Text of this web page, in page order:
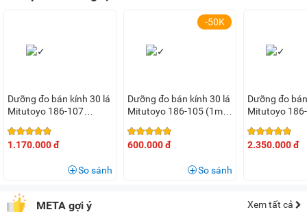
Dưỡng đo bán kính 30 lá
Mitutoyo 186-107
1.170.000 đ
So sánh
-50K
Dưỡng đo bán kính 30 lá
Mitutoyo 186-105 (1mm
600.000 đ
So sánh
Dưỡng đo
Mitutoyo
2.350.000 đ
META gợi ý Xem tất cả